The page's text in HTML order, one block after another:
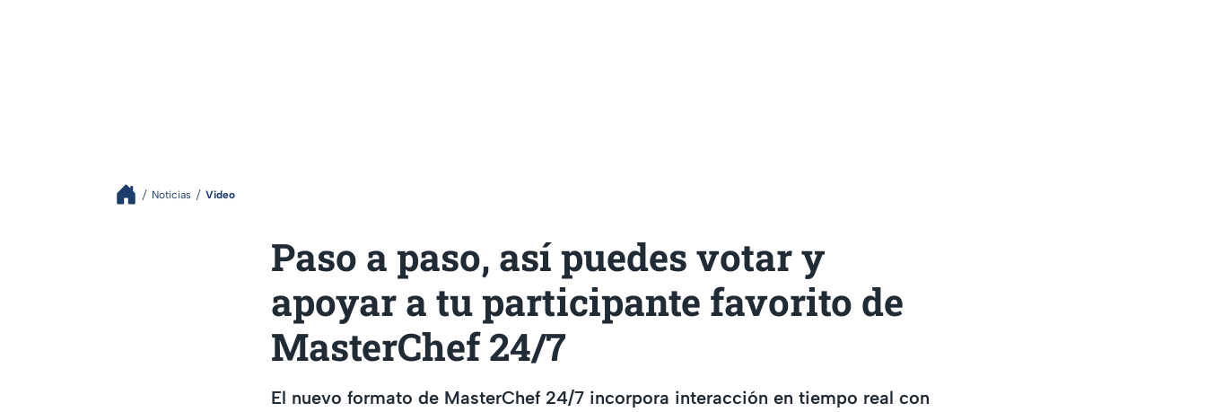
Noticias Video
Paso a paso, así puedes votar y
apoyar a tu participante favorito de
MasterChef 24/7
El nuevo formato de MasterChef 24/7 incorpora interacción en tiempo real con